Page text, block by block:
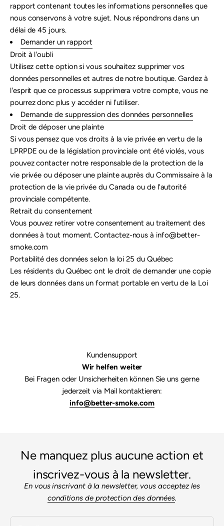
rapport contenant toutes les informations personnelles que
nous conservons à votre sujet. Nous répondrons dans un
délai de 45 jours.
Demander un rapport
Droit à l'oubli
Utilisez cette option si vous souhaitez supprimer vos
données personnelles et autres de notre boutique. Gardez à
l'esprit que ce processus supprimera votre compte, vous ne
pourrez donc plus y accéder ni l'utiliser.
Demande de suppression des données personnelles
Droit de déposer une plainte
Si vous pensez que vos droits à la vie privée en vertu de la
LPRPDE ou de la législation provinciale ont été violés, vous
pouvez contacter notre responsable de la protection de la
vie privée ou déposer une plainte auprès du Commissaire à la
protection de la vie privée du Canada ou de l'autorité
provinciale compétente.
Retrait du consentement
Vous pouvez retirer votre consentement au traitement des
données à tout moment. Contactez-nous à info@better-
smoke.com
Portabilité des données selon la loi 25 du Québec
Les résidents du Québec ont le droit de demander une copie
de leurs données dans un format portable en vertu de la Loi
25.
Kundensupport
Wir helfen weiter
Bei Fragen oder Unsicherheiten können Sie uns gerne
jederzeit via Mail kontaktieren:
info@better-smoke.com
Ne manquez plus aucune action et
inscrivez-vous à la newsletter.
En vous inscrivant à la newsletter, vous acceptez les
conditions de protection des données.